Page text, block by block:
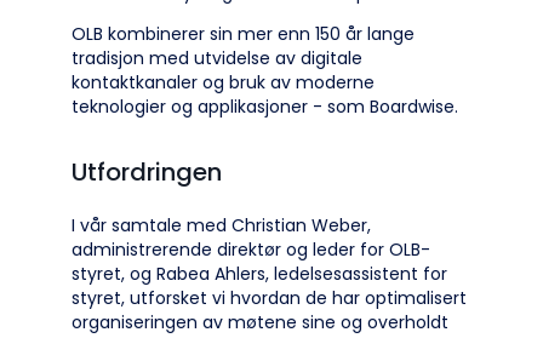
OLB kombinerer sin mer enn 150 år lange
tradisjon med utvidelse av digitale
kontaktkanaler og bruk av moderne
teknologier og applikasjoner - som Boardwise.
Utfordringen
I vår samtale med Christian Weber,
administrerende direktør og leder for OLB-
styret, og Rabea Ahlers, ledelsesassistent for
styret, utforsket vi hvordan de har optimalisert
organiseringen av møtene sine og overholdt